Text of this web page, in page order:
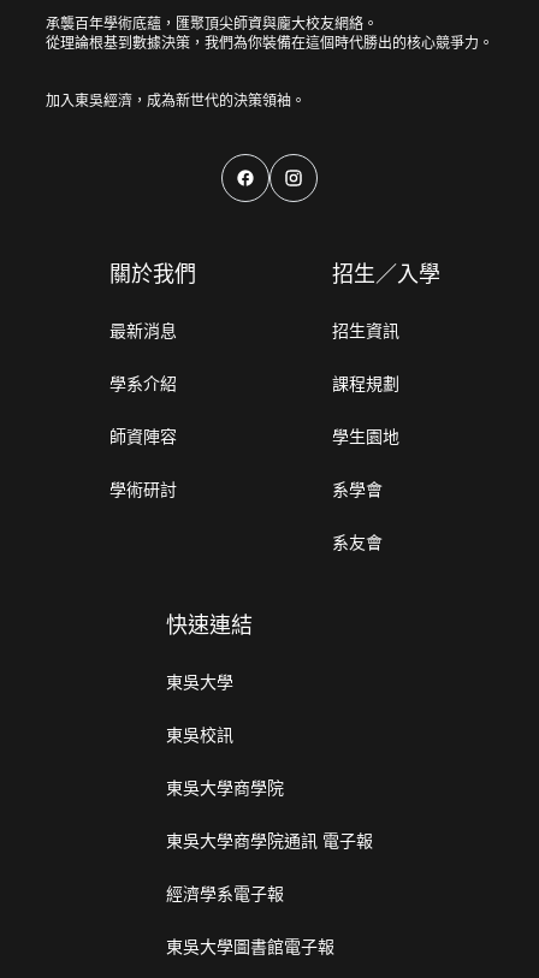
承襲百年學術底蘊，匯聚頂尖師資與龐大校友網絡。
從理論根基到數據決策，我們為你裝備在這個時代勝出的核心競爭力。
關於我們
最新消息
學系介紹
師資陣容
學術研討
招生／入學
招生資訊
課程規劃
學生園地
系學會
系友會
快速連結
東吳大學
東吳校訊
東吳大學商學院
東吳大學商學院通訊 電子報
經濟學系電子報
東吳大學圖書館電子報